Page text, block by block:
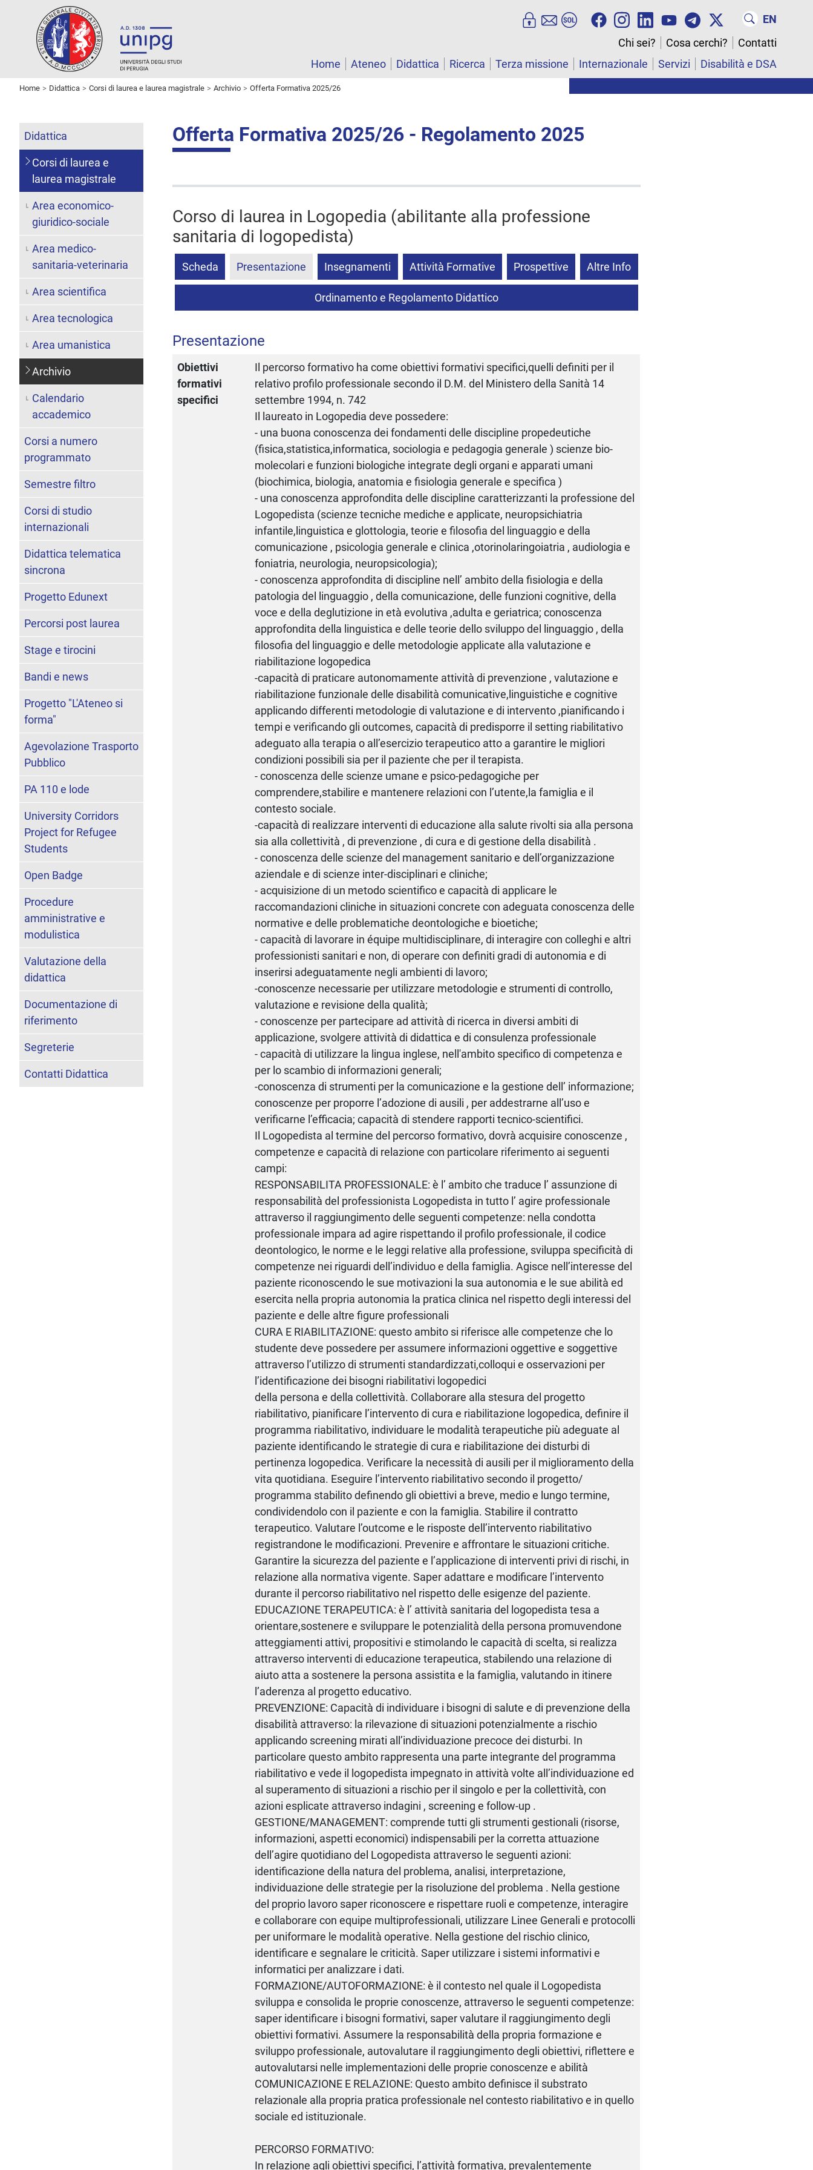
EN
Chi sei?
Cosa cerchi?
Contatti
Home
Ateneo Didattica Ricerca Terza missione Internazionale Servizi Disabilità e DSA
Home Didattica Corsi di laurea e laurea magistrale Archivio Offerta Formativa 2025/26
Offerta Formativa 2025/26 - Regolamento 2025
Corso di laurea in Logopedia (abilitante alla professione
sanitaria di logopedista)
Scheda Presentazione Insegnamenti Attività Formative Prospettive Altre Info
Ordinamento e Regolamento Didattico
Presentazione
Obiettivi
formativi
specifici
Il percorso formativo ha come obiettivi formativi specifici,quelli definiti per il
relativo profilo professionale secondo il D.M. del Ministero della Sanità 14
settembre 1994, n. 742
Il laureato in Logopedia deve possedere:
- una buona conoscenza dei fondamenti delle discipline propedeutiche
(fisica,statistica,informatica, sociologia e pedagogia generale ) scienze bio-
molecolari e funzioni biologiche integrate degli organi e apparati umani
(biochimica, biologia, anatomia e fisiologia generale e specifica )
- una conoscenza approfondita delle discipline caratterizzanti la professione del
Logopedista (scienze tecniche mediche e applicate, neuropsichiatria
infantile,linguistica e glottologia, teorie e filosofia del linguaggio e della
comunicazione , psicologia generale e clinica ,otorinolaringoiatria , audiologia e
foniatria, neurologia, neuropsicologia);
- conoscenza approfondita di discipline nell’ ambito della fisiologia e della
patologia del linguaggio , della comunicazione, delle funzioni cognitive, della
voce e della deglutizione in età evolutiva ,adulta e geriatrica; conoscenza
approfondita della linguistica e delle teorie dello sviluppo del linguaggio , della
filosofia del linguaggio e delle metodologie applicate alla valutazione e
riabilitazione logopedica
-capacità di praticare autonomamente attività di prevenzione , valutazione e
riabilitazione funzionale delle disabilità comunicative,linguistiche e cognitive
applicando differenti metodologie di valutazione e di intervento ,pianificando i
tempi e verificando gli outcomes, capacità di predisporre il setting riabilitativo
adeguato alla terapia o all’esercizio terapeutico atto a garantire le migliori
condizioni possibili sia per il paziente che per il terapista.
- conoscenza delle scienze umane e psico-pedagogiche per
comprendere,stabilire e mantenere relazioni con l’utente,la famiglia e il
contesto sociale.
-capacità di realizzare interventi di educazione alla salute rivolti sia alla persona
sia alla collettività , di prevenzione , di cura e di gestione della disabilità .
- conoscenza delle scienze del management sanitario e dell’organizzazione
aziendale e di scienze inter-disciplinari e cliniche;
- acquisizione di un metodo scientifico e capacità di applicare le
raccomandazioni cliniche in situazioni concrete con adeguata conoscenza delle
normative e delle problematiche deontologiche e bioetiche;
- capacità di lavorare in équipe multidisciplinare, di interagire con colleghi e altri
professionisti sanitari e non, di operare con definiti gradi di autonomia e di
inserirsi adeguatamente negli ambienti di lavoro;
-conoscenze necessarie per utilizzare metodologie e strumenti di controllo,
valutazione e revisione della qualità;
- conoscenze per partecipare ad attività di ricerca in diversi ambiti di
applicazione, svolgere attività di didattica e di consulenza professionale
- capacità di utilizzare la lingua inglese, nell'ambito specifico di competenza e
per lo scambio di informazioni generali;
-conoscenza di strumenti per la comunicazione e la gestione dell’ informazione;
conoscenze per proporre l’adozione di ausili , per addestrarne all’uso e
verificarne l’efficacia; capacità di stendere rapporti tecnico-scientifici.
Il Logopedista al termine del percorso formativo, dovrà acquisire conoscenze ,
competenze e capacità di relazione con particolare riferimento ai seguenti
campi:
RESPONSABILITA PROFESSIONALE: è l’ ambito che traduce l’ assunzione di
responsabilità del professionista Logopedista in tutto l’ agire professionale
attraverso il raggiungimento delle seguenti competenze: nella condotta
professionale impara ad agire rispettando il profilo professionale, il codice
deontologico, le norme e le leggi relative alla professione, sviluppa specificità di
competenze nei riguardi dell’individuo e della famiglia. Agisce nell’interesse del
paziente riconoscendo le sue motivazioni la sua autonomia e le sue abilità ed
esercita nella propria autonomia la pratica clinica nel rispetto degli interessi del
paziente e delle altre figure professionali
CURA E RIABILITAZIONE: questo ambito si riferisce alle competenze che lo
studente deve possedere per assumere informazioni oggettive e soggettive
attraverso l’utilizzo di strumenti standardizzati,colloqui e osservazioni per
l’identificazione dei bisogni riabilitativi logopedici
della persona e della collettività. Collaborare alla stesura del progetto
riabilitativo, pianificare l’intervento di cura e riabilitazione logopedica, definire il
programma riabilitativo, individuare le modalità terapeutiche più adeguate al
paziente identificando le strategie di cura e riabilitazione dei disturbi di
pertinenza logopedica. Verificare la necessità di ausili per il miglioramento della
vita quotidiana. Eseguire l’intervento riabilitativo secondo il progetto/
programma stabilito definendo gli obiettivi a breve, medio e lungo termine,
condividendolo con il paziente e con la famiglia. Stabilire il contratto
terapeutico. Valutare l’outcome e le risposte dell’intervento riabilitativo
registrandone le modificazioni. Prevenire e affrontare le situazioni critiche.
Garantire la sicurezza del paziente e l’applicazione di interventi privi di rischi, in
relazione alla normativa vigente. Saper adattare e modificare l’intervento
durante il percorso riabilitativo nel rispetto delle esigenze del paziente.
EDUCAZIONE TERAPEUTICA: è l’ attività sanitaria del logopedista tesa a
orientare,sostenere e sviluppare le potenzialità della persona promuvendone
atteggiamenti attivi, propositivi e stimolando le capacità di scelta, si realizza
attraverso interventi di educazione terapeutica, stabilendo una relazione di
aiuto atta a sostenere la persona assistita e la famiglia, valutando in itinere
l’aderenza al progetto educativo.
PREVENZIONE: Capacità di individuare i bisogni di salute e di prevenzione della
disabilità attraverso: la rilevazione di situazioni potenzialmente a rischio
applicando screening mirati all’individuazione precoce dei disturbi. In
particolare questo ambito rappresenta una parte integrante del programma
riabilitativo e vede il logopedista impegnato in attività volte all’individuazione ed
al superamento di situazioni a rischio per il singolo e per la collettività, con
azioni esplicate attraverso indagini , screening e follow-up .
GESTIONE/MANAGEMENT: comprende tutti gli strumenti gestionali (risorse,
informazioni, aspetti economici) indispensabili per la corretta attuazione
dell’agire quotidiano del Logopedista attraverso le seguenti azioni:
identificazione della natura del problema, analisi, interpretazione,
individuazione delle strategie per la risoluzione del problema . Nella gestione
del proprio lavoro saper riconoscere e rispettare ruoli e competenze, interagire
e collaborare con equipe multiprofessionali, utilizzare Linee Generali e protocolli
per uniformare le modalità operative. Nella gestione del rischio clinico,
identificare e segnalare le criticità. Saper utilizzare i sistemi informativi e
informatici per analizzare i dati.
FORMAZIONE/AUTOFORMAZIONE: è il contesto nel quale il Logopedista
sviluppa e consolida le proprie conoscenze, attraverso le seguenti competenze:
saper identificare i bisogni formativi, saper valutare il raggiungimento degli
obiettivi formativi. Assumere la responsabilità della propria formazione e
sviluppo professionale, autovalutare il raggiungimento degli obiettivi, riflettere e
autovalutarsi nelle implementazioni delle proprie conoscenze e abilità
COMUNICAZIONE E RELAZIONE: Questo ambito definisce il substrato
relazionale alla propria pratica professionale nel contesto riabilitativo e in quello
sociale ed istituzionale.
PERCORSO FORMATIVO:
In relazione agli obiettivi specifici, l’attività formativa, prevalentemente
Didattica
Corsi di laurea e
laurea magistrale
Area economico-
giuridico-sociale
Area medico-
sanitaria-veterinaria
Area scientifica
Area tecnologica
Area umanistica
Archivio
Calendario
accademico
Corsi a numero
programmato
Semestre filtro
Corsi di studio
internazionali
Didattica telematica
sincrona
Progetto Edunext
Percorsi post laurea
Stage e tirocini
Bandi e news
Progetto "L'Ateneo si
forma"
Agevolazione Trasporto
Pubblico
PA 110 e lode
University Corridors
Project for Refugee
Students
Open Badge
Procedure
amministrative e
modulistica
Valutazione della
didattica
Documentazione di
riferimento
Segreterie
Contatti Didattica